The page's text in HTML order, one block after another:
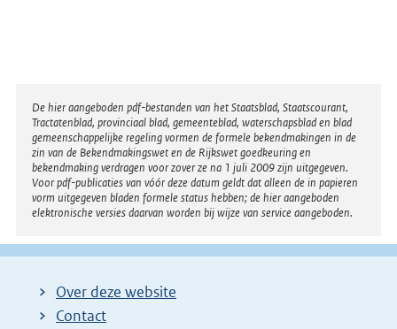
Disclaimer
De hier aangeboden pdf-bestanden van het Staatsblad, Staatscourant,
Tractatenblad, provinciaal blad, gemeenteblad, waterschapsblad en blad
gemeenschappelijke regeling vormen de formele bekendmakingen in de
zin van de Bekendmakingswet en de Rijkswet goedkeuring en
bekendmaking verdragen voor zover ze na 1 juli 2009 zijn uitgegeven.
Voor pdf-publicaties van vóór deze datum geldt dat alleen de in papieren
vorm uitgegeven bladen formele status hebben; de hier aangeboden
elektronische versies daarvan worden bij wijze van service aangeboden.
Over deze website
Contact